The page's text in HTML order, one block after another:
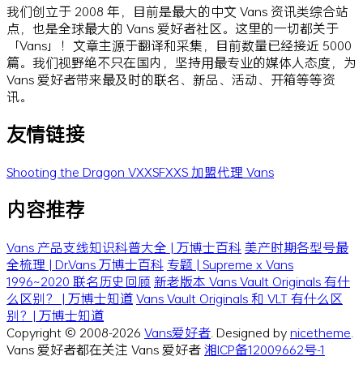
我们创立于 2008 年，目前是最大的中文 Vans 资讯类综合站
点，也是全球最大的 Vans 爱好者社区。这里的一切都关于
「Vans」！文章主源于翻译和采集，目前数量已经接近 5000
篇。我们视野绝不只在国内，坚持用最专业的媒体人态度，为
Vans 爱好者带来最及时的联名、新品、活动、开箱等等资
讯。
友情链接
Shooting the Dragon VXXSFXXS加盟代理 Vans
内容推荐
Vans 产品支线知识科普大全 | 万博士百科美产时期各型号最
全梳理 | Dr.Vans 万博士百科 专题 | Supreme x Vans
1996~2020 联名历史回顾 新老版本 Vans Vault Originals 有什
么区别？ | 万博士知道Vans Vault Originals 和 VLT 有什么区
别？| 万博士知道
Copyright © 2008-2026 Vans爱好者 . Designed bynicetheme
Vans 爱好者都在关注 Vans 爱好者湘ICP备12009662号-1